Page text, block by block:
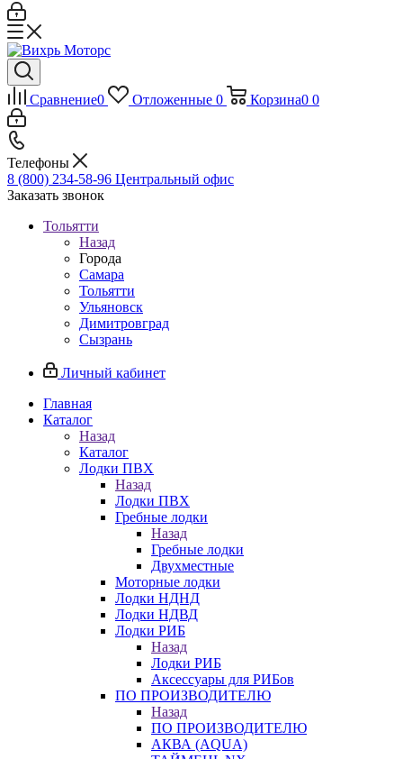
Сравнение0 Отложенные 0 Корзина0 0
Телефоны
8 (800) 234-58-96 Центральный офис
Заказать звонок
Тольятти
Назад
Города
Самара
Тольятти
Ульяновск
Димитровград
Сызрань
Личный кабинет
Главная
Каталог
Назад
Каталог
Лодки ПВХ
Назад
Лодки ПВХ
Гребные лодки
Назад
Гребные лодки
Двухместные
Моторные лодки
Лодки НДНД
Лодки НДВД
Лодки РИБ
Назад
Лодки РИБ
Аксессуары для РИБов
ПО ПРОИЗВОДИТЕЛЮ
Назад
ПО ПРОИЗВОДИТЕЛЮ
АКВА (AQUA)